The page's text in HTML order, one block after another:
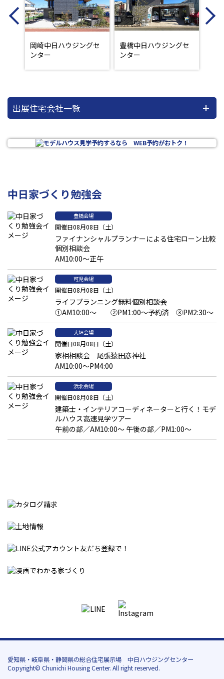
Previous
岡崎中日ハウジングセ
ンター
豊橋中日ハウジングセ
ンター
出展住宅会社一覧
中日家づくり勉強会
豊橋会場
開催日08月08日（土）
ファイナンシャルプランナーによる住宅ローン比較
個別相談会
AM10:00～正午
可児会場
開催日08月08日（土）
ライフプランニング無料個別相談会
①AM10:00～ ②PM1:00～予約済 ③PM2:30～
大垣会場
開催日08月08日（土）
家相相談会 尾張猿田彦神社
AM10:00～PM4:00
浜北会場
開催日08月08日（土）
建築士・インテリアコーディネーターと行く！モデ
ルハウス高速見学ツアー
午前の部／AM10:00～ 午後の部／PM1:00～
愛知県・岐阜県・静岡県の総合住宅展示場 中日ハウジングセンター
Copyright© Chunichi Housing Center. All right reserved.